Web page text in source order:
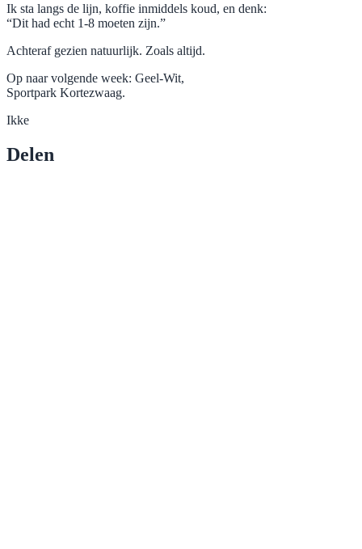
Ik sta langs de lijn, koffie inmiddels koud, en denk:
“Dit had echt 1-8 moeten zijn.”
Achteraf gezien natuurlijk. Zoals altijd.
Op naar volgende week: Geel-Wit,
Sportpark Kortezwaag.
Ikke
Delen